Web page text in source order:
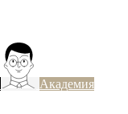
Академия